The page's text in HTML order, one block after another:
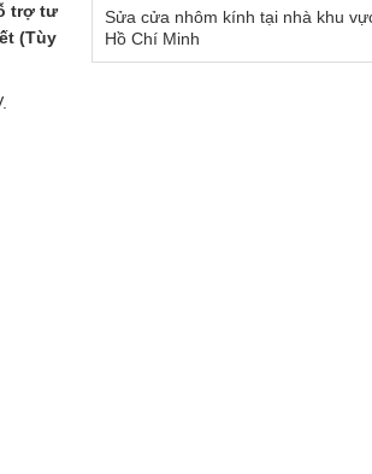
trợ tư
(Tùy
Sửa cửa nhôm kính tại nhà khu
Hồ Chí Minh